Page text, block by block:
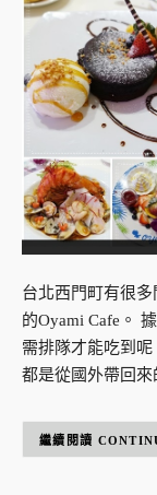
台北西門町有很
的Oyami Cafe。
需排隊才能吃到
都是從國外帶回